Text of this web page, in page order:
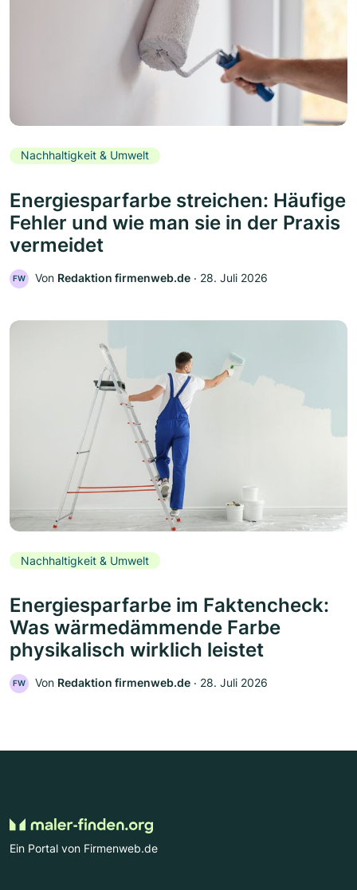
Nachhaltigkeit & Umwelt
Energiesparfarbe streichen: Häufige
Fehler und wie man sie in der Praxis
vermeidet
FW Von Redaktion firmenweb.de ‧ 28. Juli 2026
Nachhaltigkeit & Umwelt
Energiesparfarbe im Faktencheck:
Was wärmedämmende Farbe
physikalisch wirklich leistet
FW Von Redaktion firmenweb.de ‧ 28. Juli 2026
Ein Portal von Firmenweb.de